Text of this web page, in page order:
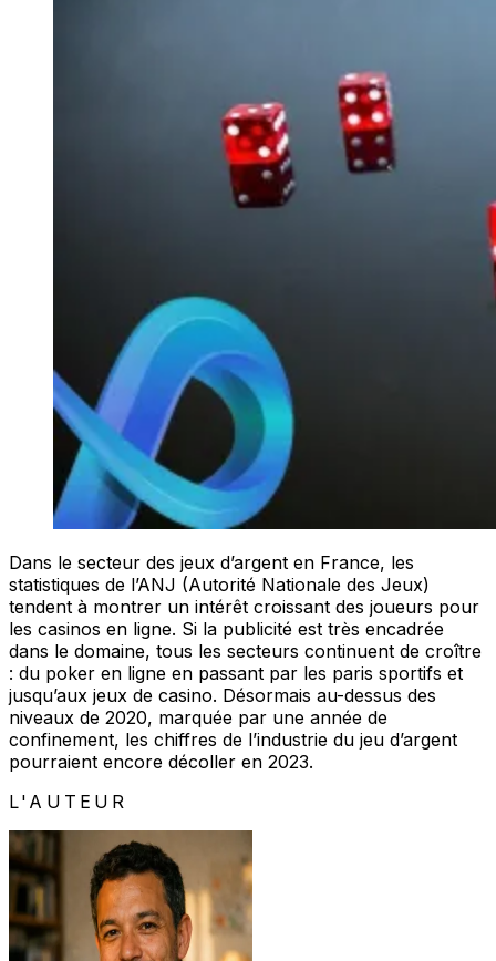
Dans le secteur des jeux d’argent en France, les
statistiques de l’ANJ (Autorité Nationale des Jeux)
tendent à montrer un intérêt croissant des joueurs pour
les casinos en ligne. Si la publicité est très encadrée
dans le domaine, tous les secteurs continuent de croître
: du poker en ligne en passant par les paris sportifs et
jusqu’aux jeux de casino. Désormais au-dessus des
niveaux de 2020, marquée par une année de
confinement, les chiffres de l’industrie du jeu d’argent
pourraient encore décoller en 2023.
L'AUTEUR